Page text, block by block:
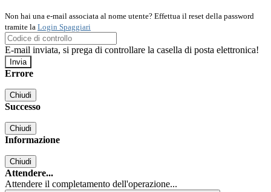
Non hai una e-mail associata al nome utente? Effettua il reset della password
tramite la Login Spaggiari
E-mail inviata, si prega di controllare la casella di posta elettronica!
Errore
Chiudi
Successo
Chiudi
Informazione
Chiudi
Attendere...
Attendere il completamento dell'operazione...